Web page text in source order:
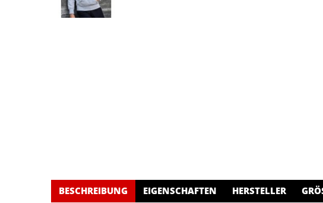
BESCHREIBUNG EIGENSCHAFTEN HERSTELLER